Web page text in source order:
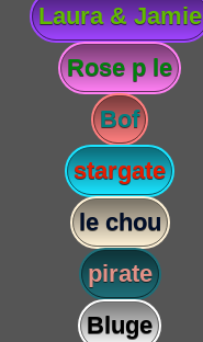
Laura & Jamie
Rose p le
Bof
stargate
le chou
pirate
Bluge